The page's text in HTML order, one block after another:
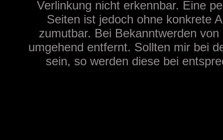
Verlinkung nicht erkennbar. Eine
Seiten ist jedoch ohne konkrete
zumutbar. Bei Bekanntwerden
umgehend entfernt. Sollten mir bei
sein, so werden diese bei